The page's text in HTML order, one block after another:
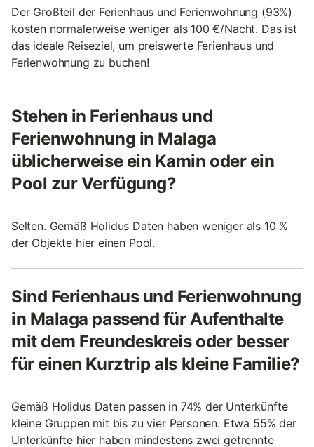
Der Großteil der Ferienhaus und Ferienwohnung (93%)
kosten normalerweise weniger als 100 €/Nacht. Das ist
das ideale Reiseziel, um preiswerte Ferienhaus und
Ferienwohnung zu buchen!
Stehen in Ferienhaus und
Ferienwohnung in Malaga
üblicherweise ein Kamin oder ein
Pool zur Verfügung?
Selten. Gemäß Holidus Daten haben weniger als 10 %
der Objekte hier einen Pool.
Sind Ferienhaus und Ferienwohnung
in Malaga passend für Aufenthalte
mit dem Freundeskreis oder besser
für einen Kurztrip als kleine Familie?
Gemäß Holidus Daten passen in 74% der Unterkünfte
kleine Gruppen mit bis zu vier Personen. Etwa 55% der
Unterkünfte hier haben mindestens zwei getrennte